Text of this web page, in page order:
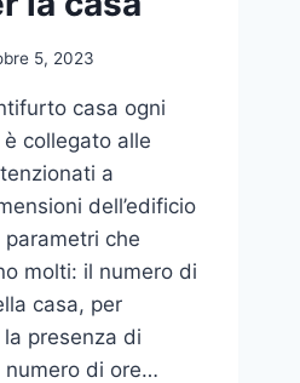
5, 2023
casa ogni
collegato alle
a
dell’edificio
che
molti: il numero di
casa, per
presenza di
numero di ore…